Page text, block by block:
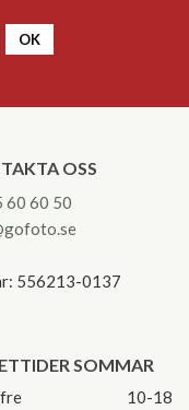
OK
OSS
60 60 50
556213-0137
SOMMAR
10-18